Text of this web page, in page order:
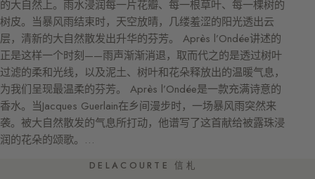
的大自然上。雨水浸润每一片花瓣、每一根草叶、每一棵树的
树皮。当暴风雨结束时，天空放晴，几缕羞涩的阳光透出云
层，清新的大自然散发出升华的芬芳。 Après l’Ondée讲述的
正是这样一个时刻——雨声渐渐消退，取而代之的是透过树叶
过滤的柔和光线，以及泥土、树叶和花朵释放出的温暖气息，
为我们呈现最温柔的芬芳。 Après l’Ondée是一款充满诗意的
香水。当Jacques Guerlain在乡间漫步时，一场暴风雨突然来
袭。被大自然散发的气息所打动，他谱写了这首献给被露珠浸
润的花朵的颂歌。…
DELACOURTE 信札